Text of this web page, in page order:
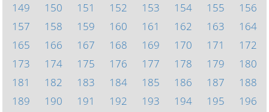
149
150 151 152 153 154 155
156
157
158 159 160 161 162 163
164
165
166 167 168 169 170 171
172
173
174 175 176 177 178 179
180
181
182 183 184 185 186 187
188
189
190 191 192 193 194 195
196